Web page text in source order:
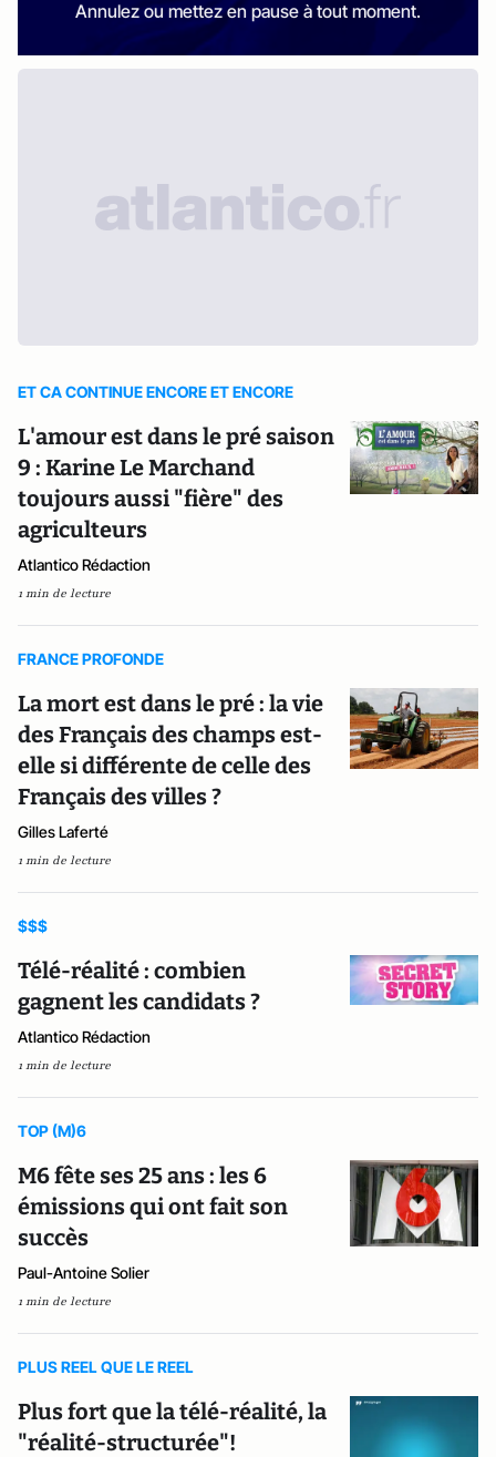
Annulez ou mettez en pause à tout moment.
ET CA CONTINUE ENCORE ET ENCORE
L'amour est dans le pré saison
9 : Karine Le Marchand
toujours aussi "fière" des
agriculteurs
Atlantico Rédaction
1 min de lecture
FRANCE PROFONDE
La mort est dans le pré : la vie
des Français des champs est-
elle si différente de celle des
Français des villes ?
Gilles Laferté
1 min de lecture
$$$
Télé-réalité : combien
gagnent les candidats ?
Atlantico Rédaction
1 min de lecture
TOP (M)6
M6 fête ses 25 ans : les 6
émissions qui ont fait son
succès
Paul-Antoine Solier
1 min de lecture
PLUS REEL QUE LE REEL
Plus fort que la télé-réalité, la
"réalité-structurée"!